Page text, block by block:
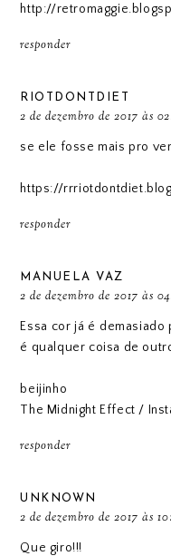
http://
responder
RIOTDONTDIET
2 de dezembro de 2017 às
se ele fosse mais pro
https://
responder
MANUELA VAZ
2 de dezembro de 2017 às
Essa cor já é demasiado
é qualquer coisa de
beijinho
The Midnight Effect /
responder
UNKNOWN
2 de dezembro de 2017 às
Que giro!!!